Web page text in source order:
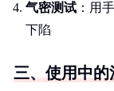
气密测试 ：用
下陷
三、使用中的